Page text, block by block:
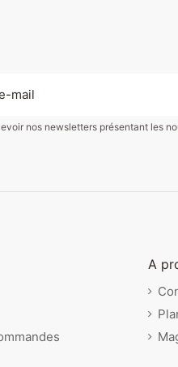
nos newsletters présentant les
A